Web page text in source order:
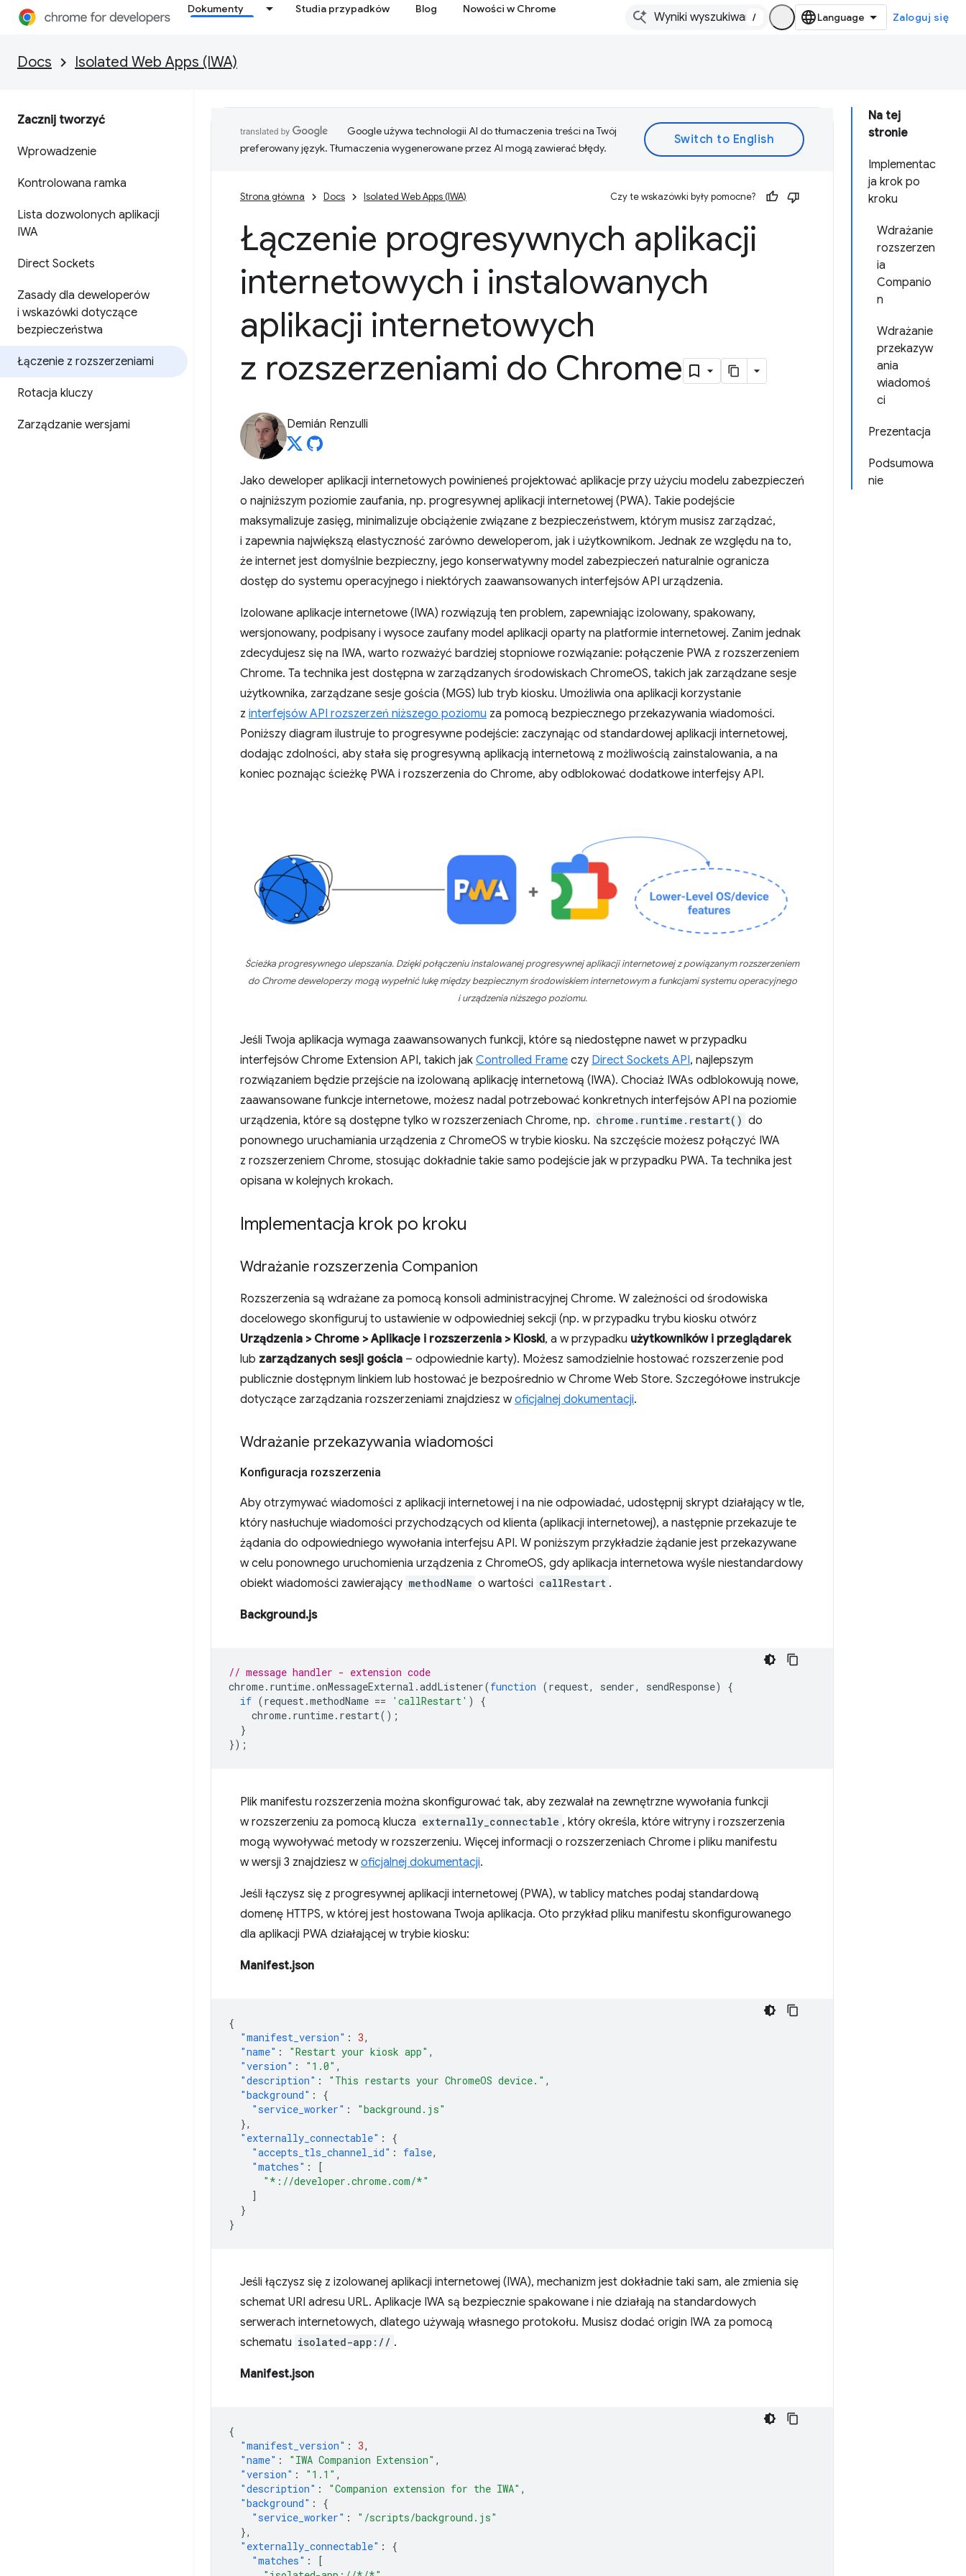
Dokumenty Studia przypadków Blog Nowości w Chrome
/ Zaloguj się
Docs Isolated Web Apps (IWA)
Zacznij tworzyć
Wprowadzenie
Kontrolowana ramka
Lista dozwolonych aplikacji
IWA
Direct Sockets
Zasady dla deweloperów
i wskazówki dotyczące
bezpieczeństwa
Łączenie z rozszerzeniami
Rotacja kluczy
Zarządzanie wersjami
Na tej
stronie
Implementac
ja krok po
kroku
Wdrażanie
rozszerzen
ia
Companio
n
Wdrażanie
przekazyw
ania
wiadomoś
ci
Prezentacja
Podsumowa
nie
Google używa technologii AI do tłumaczenia treści na Twój
preferowany język. Tłumaczenia wygenerowane przez AI mogą zawierać błędy.
Strona główna Docs Isolated Web Apps (IWA) Czy te wskazówki były pomocne?
Łączenie progresywnych aplikacji
internetowych i instalowanych
aplikacji internetowych
z rozszerzeniami do Chrome
Demián Renzulli
Jako deweloper aplikacji internetowych powinieneś projektować aplikacje przy użyciu modelu zabezpieczeń
o najniższym poziomie zaufania, np. progresywnej aplikacji internetowej (PWA). Takie podejście
maksymalizuje zasięg, minimalizuje obciążenie związane z bezpieczeństwem, którym musisz zarządzać,
i zapewnia największą elastyczność zarówno deweloperom, jak i użytkownikom. Jednak ze względu na to,
że internet jest domyślnie bezpieczny, jego konserwatywny model zabezpieczeń naturalnie ogranicza
dostęp do systemu operacyjnego i niektórych zaawansowanych interfejsów API urządzenia.
Izolowane aplikacje internetowe (IWA) rozwiązują ten problem, zapewniając izolowany, spakowany,
wersjonowany, podpisany i wysoce zaufany model aplikacji oparty na platformie internetowej. Zanim jednak
zdecydujesz się na IWA, warto rozważyć bardziej stopniowe rozwiązanie: połączenie PWA z rozszerzeniem
Chrome. Ta technika jest dostępna w zarządzanych środowiskach ChromeOS, takich jak zarządzane sesje
użytkownika, zarządzane sesje gościa (MGS) lub tryb kiosku. Umożliwia ona aplikacji korzystanie
z interfejsów API rozszerzeń niższego poziomu za pomocą bezpiecznego przekazywania wiadomości.
Poniższy diagram ilustruje to progresywne podejście: zaczynając od standardowej aplikacji internetowej,
dodając zdolności, aby stała się progresywną aplikacją internetową z możliwością zainstalowania, a na
koniec poznając ścieżkę PWA i rozszerzenia do Chrome, aby odblokować dodatkowe interfejsy API.
Ścieżka progresywnego ulepszania. Dzięki połączeniu instalowanej progresywnej aplikacji internetowej z powiązanym rozszerzeniem
do Chrome deweloperzy mogą wypełnić lukę między bezpiecznym środowiskiem internetowym a funkcjami systemu operacyjnego
i urządzenia niższego poziomu.
Jeśli Twoja aplikacja wymaga zaawansowanych funkcji, które są niedostępne nawet w przypadku
interfejsów Chrome Extension API, takich jak Controlled Frame czy Direct Sockets API, najlepszym
rozwiązaniem będzie przejście na izolowaną aplikację internetową (IWA). Chociaż IWAs odblokowują nowe,
zaawansowane funkcje internetowe, możesz nadal potrzebować konkretnych interfejsów API na poziomie
urządzenia, które są dostępne tylko w rozszerzeniach Chrome, np. chrome.runtime.restart() do
ponownego uruchamiania urządzenia z ChromeOS w trybie kiosku. Na szczęście możesz połączyć IWA
z rozszerzeniem Chrome, stosując dokładnie takie samo podejście jak w przypadku PWA. Ta technika jest
opisana w kolejnych krokach.
Implementacja krok po kroku
Wdrażanie rozszerzenia Companion
Rozszerzenia są wdrażane za pomocą konsoli administracyjnej Chrome. W zależności od środowiska
docelowego skonfiguruj to ustawienie w odpowiedniej sekcji (np. w przypadku trybu kiosku otwórz
Urządzenia > Chrome > Aplikacje i rozszerzenia > Kioski, a w przypadku użytkowników i przeglądarek
lub zarządzanych sesji gościa – odpowiednie karty). Możesz samodzielnie hostować rozszerzenie pod
publicznie dostępnym linkiem lub hostować je bezpośrednio w Chrome Web Store. Szczegółowe instrukcje
dotyczące zarządzania rozszerzeniami znajdziesz woficjalnej dokumentacji.
Wdrażanie przekazywania wiadomości
Konfiguracja rozszerzenia
Aby otrzymywać wiadomości z aplikacji internetowej i na nie odpowiadać, udostępnij skrypt działający w tle,
który nasłuchuje wiadomości przychodzących od klienta (aplikacji internetowej), a następnie przekazuje te
żądania do odpowiedniego wywołania interfejsu API. W poniższym przykładzie żądanie jest przekazywane
w celu ponownego uruchomienia urządzenia z ChromeOS, gdy aplikacja internetowa wyśle niestandardowy
obiekt wiadomości zawierający methodName o wartości callRestart .
Background.js
// message handler - extension code
chrome. runtime.onMessageExternal .addListener(function (request, sender, sendResponse)
{
if (request.methodName == 'callRestart' )
{
chrome. runtime. restart();
}
});
Plik manifestu rozszerzenia można skonfigurować tak, aby zezwalał na zewnętrzne wywołania funkcji
w rozszerzeniu za pomocą klucza externally_connectable⁠⁠ , który określa, które witryny i rozszerzenia
mogą wywoływać metody w rozszerzeniu. Więcej informacji o rozszerzeniach Chrome i pliku manifestu
w wersji 3 znajdziesz woficjalnej dokumentacji.
Jeśli łączysz się z progresywnej aplikacji internetowej (PWA), w tablicy matches podaj standardową
domenę HTTPS, w której jest hostowana Twoja aplikacja. Oto przykład pliku manifestu skonfigurowanego
dla aplikacji PWA działającej w trybie kiosku:
Manifest.json
{
"manifest_version" : 3,
"name" : "Restart your kiosk app" ,
"version" : "1.0" ,
"description" : "This restarts your ChromeOS device." ,
"background" :
{
"service_worker" :
"background.js"
},
"externally_connectable" :
{
"accepts_tls_channel_id" : false,
"matches" :
[
"*://developer.chrome.com/*"
]
}
}
Jeśli łączysz się z izolowanej aplikacji internetowej (IWA), mechanizm jest dokładnie taki sam, ale zmienia się
schemat URI adresu URL. Aplikacje IWA są bezpiecznie spakowane i nie działają na standardowych
serwerach internetowych, dlatego używają własnego protokołu. Musisz dodać origin IWA za pomocą
schematu isolated-app:// .
Manifest.json
{
"manifest_version" : 3,
"name" : "IWA Companion Extension" ,
"version" : "1.1" ,
"description" : "Companion extension for the IWA" ,
"background" :
{
"service_worker" :
"/scripts/background.js"
},
"externally_connectable" :
{
"matches" :
[